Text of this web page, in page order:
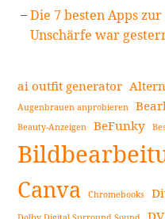
Die 7 besten Apps
Unschärfe war
ai outfit generator
Augenbrauen anprobieren
Beauty-Anzeigen BeFunky
Canva Chromebooks